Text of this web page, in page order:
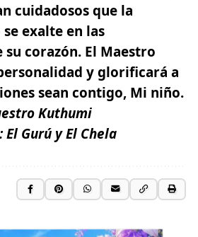
cuidadosos que la
exalte en las
corazón. El Maestro
y glorificará a
sean contigo, Mi niño.
Kuthumi
El Gurú y El Chela